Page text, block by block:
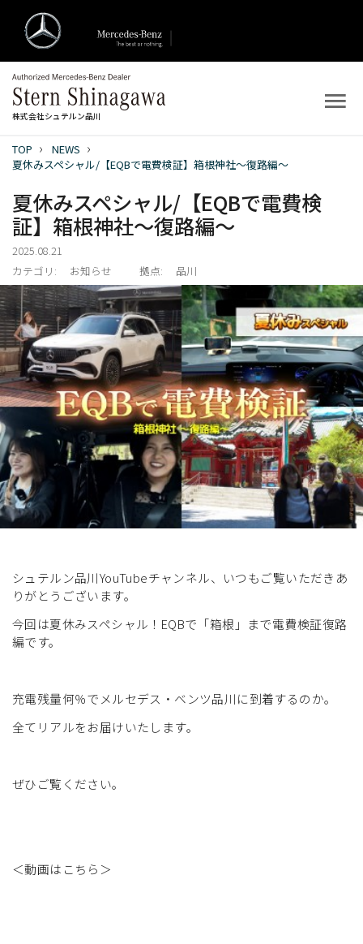
株式会社シュテルン品川
新着情報
店舗案内
新車を探す
中古車を探す
展示車・試乗車
メンテナンス
企業情報
採用情報
TOP
NEWS
夏休みスペシャル/【EQBで電費検証】箱根神社～復路編～
夏休みスペシャル/【EQBで電費検
証】箱根神社～復路編～
2025.08.21
カテゴリ:
お知らせ 拠点: 品川
シュテルン品川YouTubeチャンネル、いつもご覧いただきあ
りがとうございます。
今回は夏休みスペシャル！EQBで「箱根」まで電費検証復路
編です。
充電残量何％でメルセデス・ベンツ品川に到着するのか。
全てリアルをお届けいたします。
ぜひご覧ください。
＜動画はこちら＞